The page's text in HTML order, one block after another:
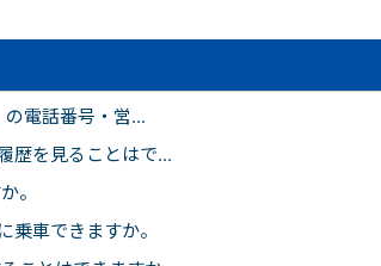
電話番号・営...
歴を見ることはで...
。
車できますか。